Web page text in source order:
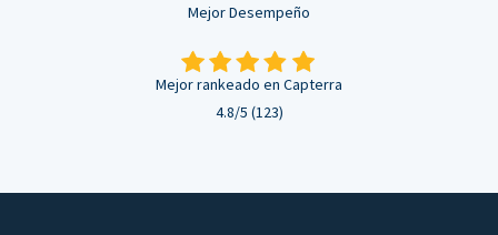
Mejor Desempeño
Mejor rankeado en Capterra
4.8/5 (123)